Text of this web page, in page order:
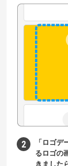
「ロゴ
るロゴの
きました